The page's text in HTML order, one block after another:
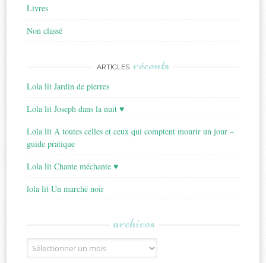
Livres
Non classé
ARTICLES récents
Lola lit Jardin de pierres
Lola lit Joseph dans la nuit ♥
Lola lit A toutes celles et ceux qui comptent mourir un jour –
guide pratique
Lola lit Chante méchante ♥
lola lit Un marché noir
archives
Archives